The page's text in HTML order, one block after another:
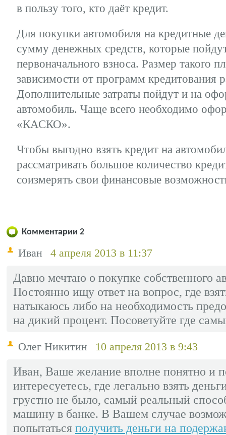
в пользу того, кто даёт кредит.
Для покупки автомобиля на кредитные
сумму денежных средств, которые
первоначального взноса. Размер такого
зависимости от программ кредитования
Дополнительные затраты пойдут и на
автомобиль. Чаще всего необходимо
«КАСКО».
Чтобы выгодно взять кредит на
рассматривать большое количество
соизмерять свои финансовые
Комментарии 2
Иван 4 апреля 2013 в 11:37
Давно мечтаю о покупке собственного
Постоянно ищу ответ на вопрос, где
натыкаюсь либо на необходимость
на дикий процент. Посоветуйте где
Олег Никитин 10 апреля 2013 в 9:43
Иван, Ваше желание вполне понятно и
интересуетесь, где легально взять
грустно не было, самый реальный
машину в банке. В Вашем случае
попытаться получить деньги на